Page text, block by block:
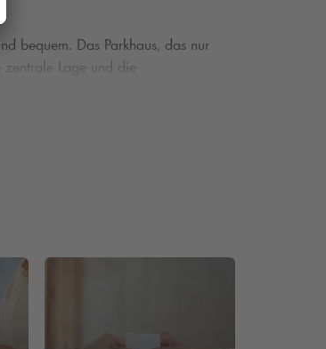
bequem. Das Parkhaus, das nur
zentrale Lage und die